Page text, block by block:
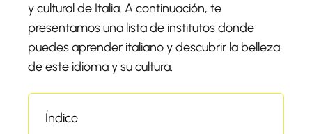
y cultural de Italia. A continuación, te
presentamos una lista de institutos donde
puedes aprender italiano y descubrir la belleza
de este idioma y su cultura.
Índice